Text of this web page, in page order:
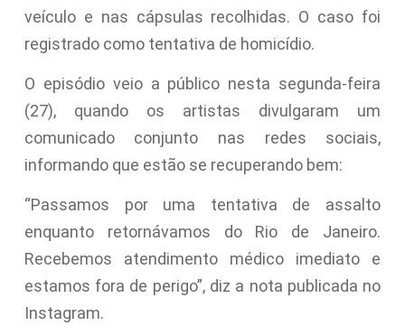
veículo e nas cápsulas recolhidas. O caso foi
registrado como tentativa de homicídio.
O episódio veio a público nesta segunda-feira
(27), quando os artistas divulgaram um
comunicado conjunto nas redes sociais,
informando que estão se recuperando bem:
“Passamos por uma tentativa de assalto
enquanto retornávamos do Rio de Janeiro.
Recebemos atendimento médico imediato e
estamos fora de perigo”, diz a nota publicada no
Instagram.